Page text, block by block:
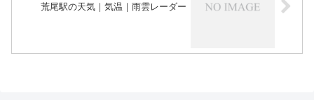
荒尾駅の天気｜気温｜雨雲レーダー